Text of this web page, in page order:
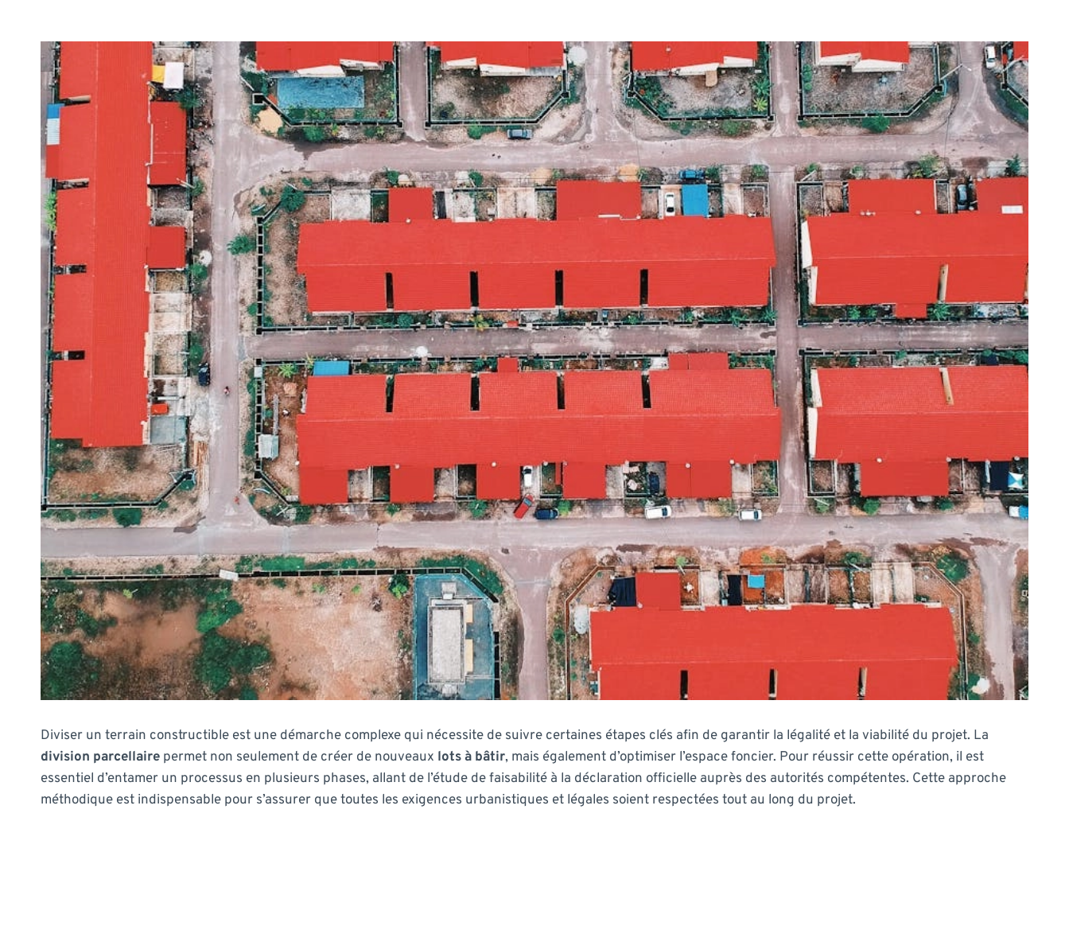
Diviser un terrain constructible est une démarche complexe qui nécessite de suivre certaines étapes clés afin de garantir la légalité et la viabilité du projet. La
division parcellaire permet non seulement de créer de nouveaux lots à bâtir, mais également d’optimiser l’espace foncier. Pour réussir cette opération, il est
essentiel d’entamer un processus en plusieurs phases, allant de l’étude de faisabilité à la déclaration officielle auprès des autorités compétentes. Cette approche
méthodique est indispensable pour s’assurer que toutes les exigences urbanistiques et légales soient respectées tout au long du projet.